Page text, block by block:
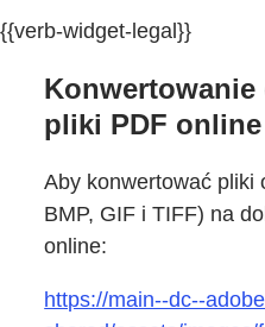
{{verb-widget-legal}}
Konwertowanie
pliki PDF online
Aby konwertować pliki
BMP, GIF i TIFF) na
online:
https://main--dc--